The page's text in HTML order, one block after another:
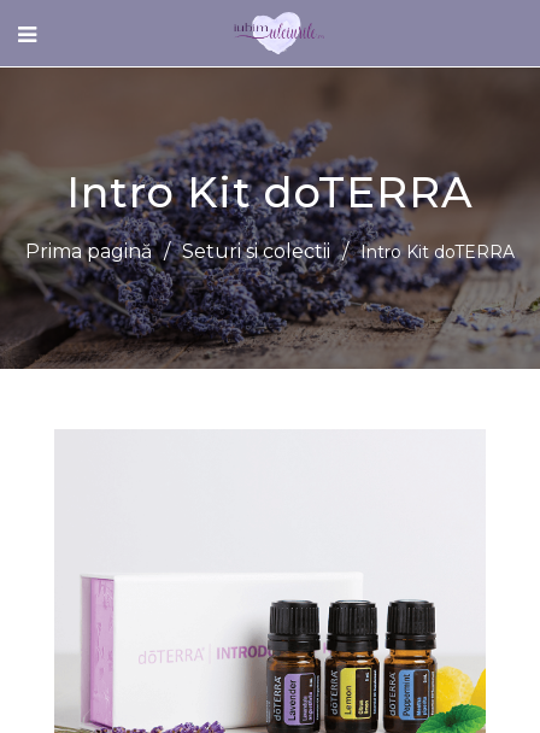
Intro Kit doTERRA
Prima pagină / Seturi si colectii / Intro Kit doTERRA